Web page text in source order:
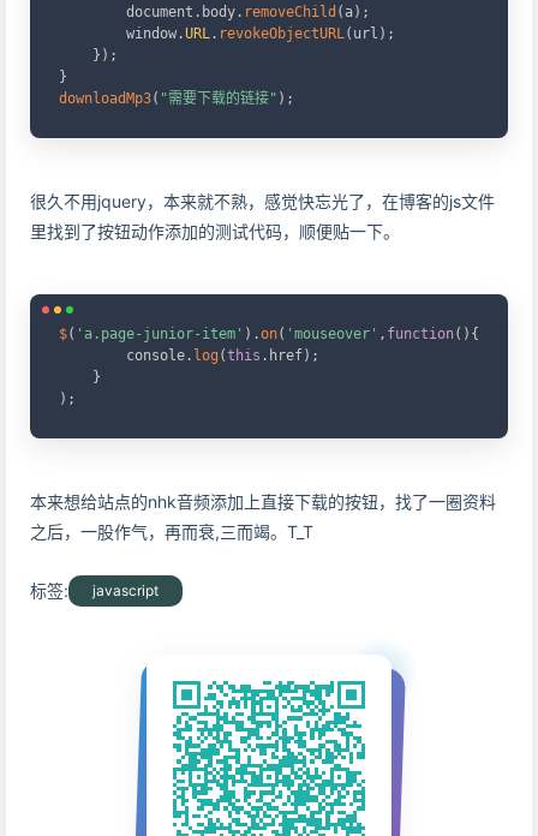
        document
. body . removeChild ( a) ;
        window
.URL . revokeObjectURL( url ) ;
} ) ;
}
downloadMp3( "需要下载的链接" ) ;
很久不用jquery，本来就不熟，感觉快忘光了，在博客的js文件
里找到了按钮动作添加的测试代码，顺便贴一下。
$( 'a.page-junior-item' ) .on( 'mouseover' , function( ) {
        console
. log (this . href) ;
}
) ;
本来想给站点的nhk音频添加上直接下载的按钮，找了一圈资料
之后，一股作气，再而衰,三而竭。T_T
标签: javascript